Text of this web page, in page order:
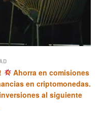
Ahorra en comisiones
en criptomonedas.
al siguiente